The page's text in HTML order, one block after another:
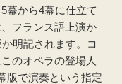
幕から4幕に仕立て
フランス語上演か
明記されます。コ
のオペラの登場人
版で演奏という指定